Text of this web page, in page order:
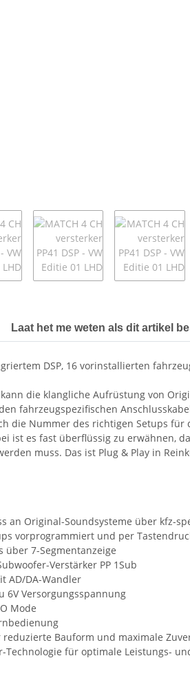
Laat het me weten als dit artikel
DSP, 16 vorinstallierten
kann die klangliche Aufrüstung von
fahrzeugspezifischen
die Nummer des richtigen Setups
ist es fast überflüssig zu erwähnen,
muss. Das ist Plug & Play in
an Original-Soundsysteme über kfz-
vorprogrammiert und per
über 7-Segmentanzeige
Verstärker PP 1Sub
AD/DA-Wandler
6V Versorgungsspannung
Mode
Bauform und maximale
für optimale Leistungs-